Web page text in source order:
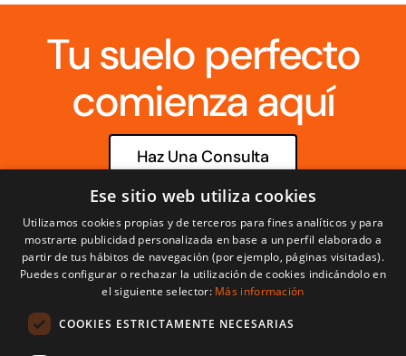
Tu suelo perfecto
comienza aquí
Haz Una Consulta
info@parquetscruzgal.com
Llámanos922 63 90 97
Ese sitio web utiliza cookies
Utilizamos cookies propias y de terceros para fines analíticos y para
mostrarte publicidad personalizada en base a un perfil elaborado a
partir de tus hábitos de navegación (por ejemplo, páginas visitadas).
Puedes configurar o rechazar la utilización de cookies indicándolo en
el siguiente selector: Más información
COOKIES ESTRICTAMENTE NECESARIAS